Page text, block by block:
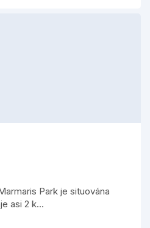
Park je situována
asi 2 k...